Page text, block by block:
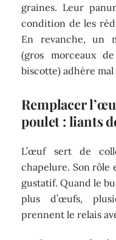
graines. Leur
condition de les
En revanche, un
(gros morceaux
biscotte) adhère mal
Remplacer
poulet : liants
L’œuf sert de
chapelure. Son rôle
gustatif. Quand le
plus d’œufs,
prennent le relais